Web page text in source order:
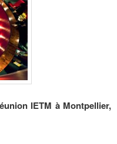
IETM à Montpellier,